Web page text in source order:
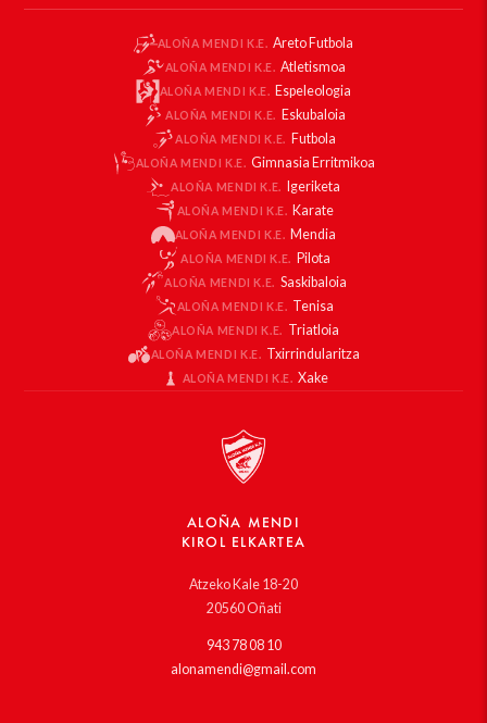
ALOÑA MENDI K.E. Areto Futbola
ALOÑA MENDI K.E. Atletismoa
ALOÑA MENDI K.E. Espeleologia
ALOÑA MENDI K.E. Eskubaloia
ALOÑA MENDI K.E. Futbola
ALOÑA MENDI K.E. Gimnasia Erritmikoa
ALOÑA MENDI K.E. Igeriketa
ALOÑA MENDI K.E. Karate
ALOÑA MENDI K.E. Mendia
ALOÑA MENDI K.E. Pilota
ALOÑA MENDI K.E. Saskibaloia
ALOÑA MENDI K.E. Tenisa
ALOÑA MENDI K.E. Triatloia
ALOÑA MENDI K.E. Txirrindularitza
ALOÑA MENDI K.E. Xake
ALOÑA MENDI
KIROL ELKARTEA
Atzeko Kale 18-20
20560 Oñati
943 78 08 10
alonamendi@gmail.com